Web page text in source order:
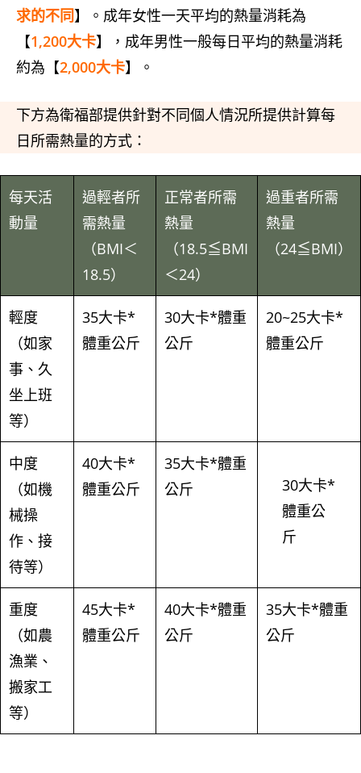
求的不同】。成年女性一天平均的熱量消耗為
【1,200大卡】，成年男性一般每日平均的熱量消耗
約為【2,000大卡】。
下方為衛福部提供針對不同個人情況所提供計算每
日所需熱量的方式：
每天活
動量
過輕者所
需熱量
（BMI＜
18.5）
正常者所需
熱量
（18.5≦BMI
＜24）
過重者所需
熱量
（24≦BMI）
輕度
（如家
事、久
坐上班
等）
35大卡*
體重公斤
30大卡*體重
公斤
20~25大卡*
體重公斤
中度
（如機
械操
作、接
待等）
40大卡*
體重公斤
35大卡*體重
公斤
30大卡*
體重公
斤
重度
（如農
漁業、
搬家工
等）
45大卡*
體重公斤
40大卡*體重
公斤
35大卡*體重
公斤